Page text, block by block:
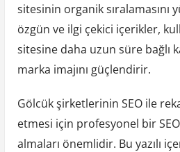
sitesinin organik sıralamasını
özgün ve ilgi çekici içerikler,
sitesine daha uzun süre bağlı
marka imajını güçlendirir.
Gölcük şirketlerinin SEO ile
etmesi için profesyonel bir
almaları önemlidir. Bu yazılı